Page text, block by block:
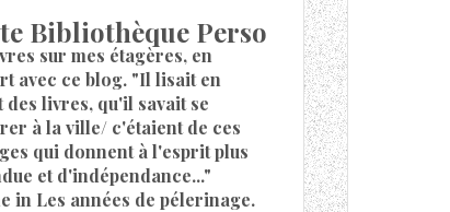
Bibliothèque Perso
sur mes étagères, en
avec ce blog. "Il lisait en
des livres, qu'il savait se
à la ville/ c'étaient de ces
qui donnent à l'esprit plus
et d'indépendance..."
in Les années de pélerinage.